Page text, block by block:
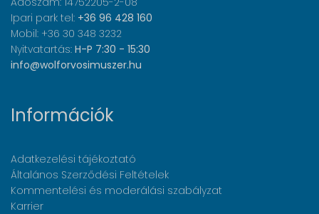
Ipari park tel: +36 96 428 160
Mobil: +36 30 348 3232
Nyitvatartás: H-P 7:30 - 15:30
info@wolforvosimuszer.hu
Információk
Adatkezelési tájékoztató
Általános Szerződési Feltételek
Kommentelési és moderálási szabályzat
Karrier